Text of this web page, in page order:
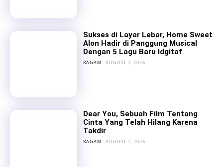
Sukses di Layar Lebar, Home Sweet
Alon Hadir di Panggung Musical
Dengan 5 Lagu Baru Idgitaf
RAGAM AUGUST 7, 2026
Dear You, Sebuah Film Tentang
Cinta Yang Telah Hilang Karena
Takdir
RAGAM AUGUST 7, 2026